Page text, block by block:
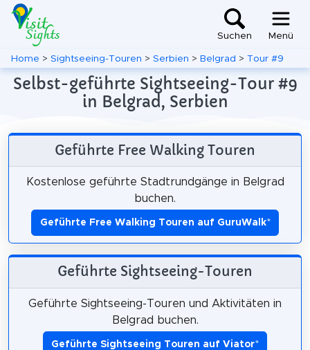
Suchen Menü
Home > Sightseeing-Touren > Serbien > Belgrad > Tour #9
Selbst-geführte Sightseeing-Tour #9
in Belgrad, Serbien
Geführte Free Walking Touren
Kostenlose geführte Stadtrundgänge in Belgrad
buchen.
Geführte Free Walking Touren auf GuruWalk*
Geführte Sightseeing-Touren
Geführte Sightseeing-Touren und Aktivitäten in
Belgrad buchen.
Geführte Sightseeing Touren auf Viator*